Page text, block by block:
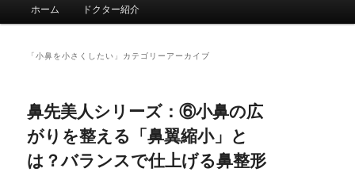
ホーム ドクター紹介
「小鼻を小さくしたい 」カテゴリーアーカイブ
鼻先美人シリーズ：⑥小鼻の広
がりを整える「鼻翼縮小」と
は？バランスで仕上げる鼻整形